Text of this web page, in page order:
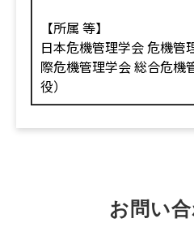
【所属 等】
日本危機管理学会 危機管
際危機管理学会 総合危機
役）
お問い